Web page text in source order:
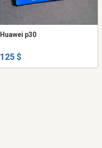
Huawei p30
125 $